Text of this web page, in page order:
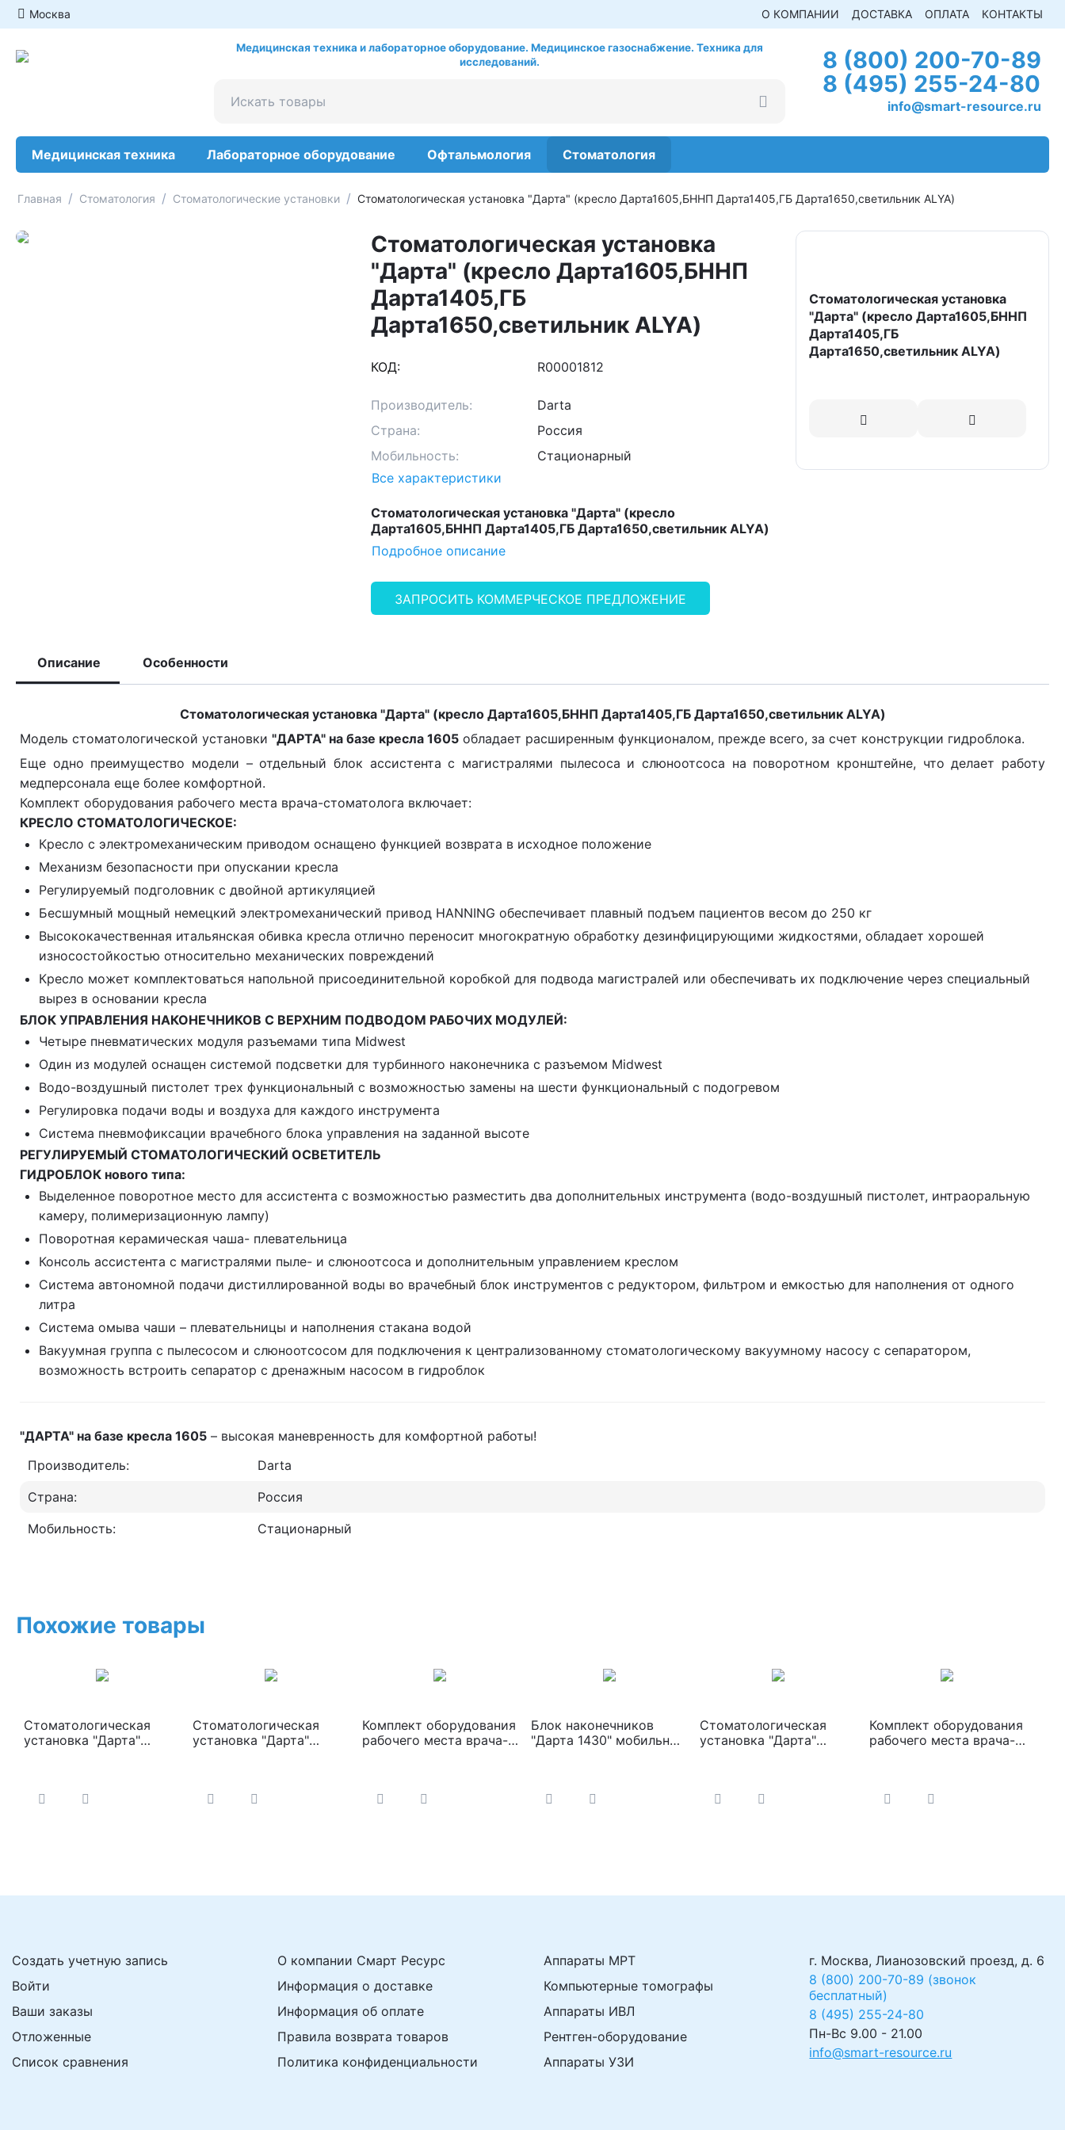
Москва О КОМПАНИИ ДОСТАВКА ОПЛАТА КОНТАКТЫ
Медицинская техника и лабораторное оборудование. Медицинское газоснабжение. Техника для
исследований.
8 (800) 200-70-89
8 (495) 255-24-80
info@smart-resource.ru
Медицинская техника Лабораторное оборудование Офтальмология Стоматология
Главная / Стоматология / Стоматологические установки / Стоматологическая установка "Дарта" (кресло Дарта1605,БННП Дарта1405,ГБ Дарта1650,светильник ALYA)
Стоматологическая установка
"Дарта" (кресло Дарта1605,БННП
Дарта1405,ГБ
Дарта1650,светильник ALYA)
КОД: R00001812
Производитель:
Darta
Страна:
Россия
Мобильность:
Стационарный
Все характеристики
Стоматологическая установка "Дарта" (кресло
Дарта1605,БННП Дарта1405,ГБ Дарта1650,светильник ALYA)
Подробное описание
Стоматологическая установка
"Дарта" (кресло Дарта1605,БННП
Дарта1405,ГБ
Дарта1650,светильник ALYA)
ЗАПРОСИТЬ КОММЕРЧЕСКОЕ ПРЕДЛОЖЕНИЕ
Описание Особенности
Стоматологическая установка "Дарта" (кресло Дарта1605,БННП Дарта1405,ГБ Дарта1650,светильник ALYA)
Модель стоматологической установки "ДАРТА" на базе кресла 1605 обладает расширенным функционалом, прежде всего, за счет конструкции гидроблока.
Еще одно преимущество модели – отдельный блок ассистента с магистралями пылесоса и слюноотсоса на поворотном кронштейне, что делает работу
медперсонала еще более комфортной.
Комплект оборудования рабочего места врача-стоматолога включает:
КРЕСЛО СТОМАТОЛОГИЧЕСКОЕ:
Кресло с электромеханическим приводом оснащено функцией возврата в исходное положение
Механизм безопасности при опускании кресла
Регулируемый подголовник с двойной артикуляцией
Бесшумный мощный немецкий электромеханический привод HANNING обеспечивает плавный подъем пациентов весом до 250 кг
Высококачественная итальянская обивка кресла отлично переносит многократную обработку дезинфицирующими жидкостями, обладает хорошей
износостойкостью относительно механических повреждений
Кресло может комплектоваться напольной присоединительной коробкой для подвода магистралей или обеспечивать их подключение через специальный
вырез в основании кресла
БЛОК УПРАВЛЕНИЯ НАКОНЕЧНИКОВ С ВЕРХНИМ ПОДВОДОМ РАБОЧИХ МОДУЛЕЙ:
Четыре пневматических модуля разъемами типа Midwest
Один из модулей оснащен системой подсветки для турбинного наконечника с разъемом Midwest
Водо-воздушный пистолет трех функциональный с возможностью замены на шести функциональный с подогревом
Регулировка подачи воды и воздуха для каждого инструмента
Система пневмофиксации врачебного блока управления на заданной высоте
РЕГУЛИРУЕМЫЙ СТОМАТОЛОГИЧЕСКИЙ ОСВЕТИТЕЛЬ
ГИДРОБЛОК нового типа:
Выделенное поворотное место для ассистента с возможностью разместить два дополнительных инструмента (водо-воздушный пистолет, интраоральную
камеру, полимеризационную лампу)
Поворотная керамическая чаша- плевательница
Консоль ассистента с магистралями пыле- и слюноотсоса и дополнительным управлением креслом
Система автономной подачи дистиллированной воды во врачебный блок инструментов с редуктором, фильтром и емкостью для наполнения от одного
литра
Система омыва чаши – плевательницы и наполнения стакана водой
Вакуумная группа с пылесосом и слюноотсосом для подключения к централизованному стоматологическому вакуумному насосу с сепаратором,
возможность встроить сепаратор с дренажным насосом в гидроблок
"ДАРТА" на базе кресла 1605 – высокая маневренность для комфортной работы!
Производитель:
Darta
Страна:
Россия
Мобильность:
Стационарный
Похожие товары
Стоматологическая
установка "Дарта"
Дарта 1140)
Стоматологическая
установка "Дарта"
Дарта1140)
Комплект оборудования
рабочего места врача-
Дарта1630, светильник
Блок наконечников
"Дарта 1430" мобильный
Стоматологическая
установка "Дарта"
ALYA)
Комплект оборудования
рабочего места врача-
Дарта1650, светильник
Создать учетную запись
Войти
Ваши заказы
Отложенные
Список сравнения
О компании Смарт Ресурс
Информация о доставке
Информация об оплате
Правила возврата товаров
Политика конфиденциальности
Аппараты МРТ
Компьютерные томографы
Аппараты ИВЛ
Рентген-оборудование
Аппараты УЗИ
г. Москва, Лианозовский проезд, д. 6
8 (800) 200-70-89 (звонок
бесплатный)
8 (495) 255-24-80
Пн-Вс 9.00 - 21.00
info@smart-resource.ru